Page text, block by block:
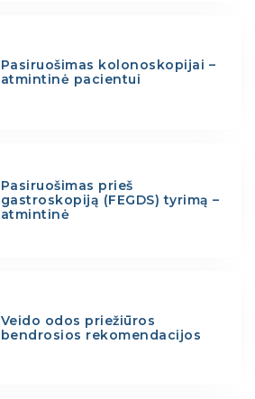
Pasiruošimas kolonoskopijai –
atmintinė pacientui
Pasiruošimas prieš
gastroskopiją (FEGDS) tyrimą –
atmintinė
Veido odos priežiūros
bendrosios rekomendacijos